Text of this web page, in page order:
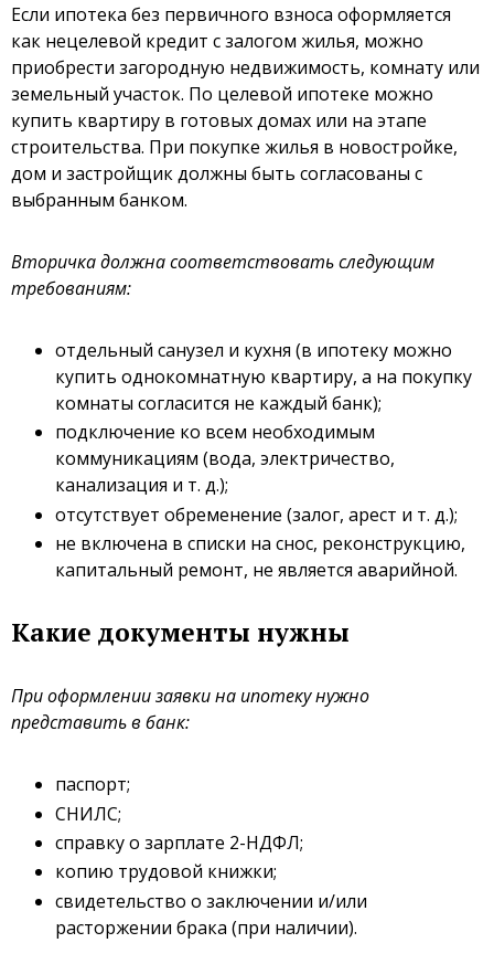
Если ипотека без первичного взноса оформляется
как нецелевой кредит с залогом жилья, можно
приобрести загородную недвижимость, комнату или
земельный участок. По целевой ипотеке можно
купить квартиру в готовых домах или на этапе
строительства. При покупке жилья в новостройке,
дом и застройщик должны быть согласованы с
выбранным банком.
Вторичка должна соответствовать следующим
требованиям:
отдельный санузел и кухня (в ипотеку можно
купить однокомнатную квартиру, а на покупку
комнаты согласится не каждый банк);
подключение ко всем необходимым
коммуникациям (вода, электричество,
канализация и т. д.);
отсутствует обременение (залог, арест и т. д.);
не включена в списки на снос, реконструкцию,
капитальный ремонт, не является аварийной.
Какие документы нужны
При оформлении заявки на ипотеку нужно
представить в банк:
паспорт;
СНИЛС;
справку о зарплате 2-НДФЛ;
копию трудовой книжки;
свидетельство о заключении и/или
расторжении брака (при наличии).